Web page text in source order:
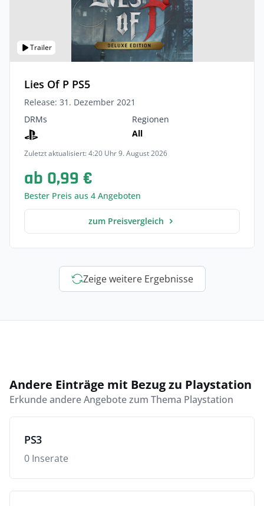
Trailer
Lies Of P PS5
Release: 31. Dezember 2021
DRMs
Regionen
All
Zuletzt aktualisiert: 4:20 Uhr 9. August 2026
ab 0,99 €
Bester Preis aus 4 Angeboten
zum Preisvergleich
Zeige weitere Ergebnisse
Andere Einträge mit Bezug zu Playstation
Erkunde andere Angebote zum Thema Playstation
PS3
0 Inserate